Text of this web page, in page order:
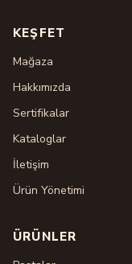
KEŞFET
Mağaza
Hakkımızda
Sertifikalar
Kataloglar
İletişim
Ürün Yönetimi
ÜRÜNLER